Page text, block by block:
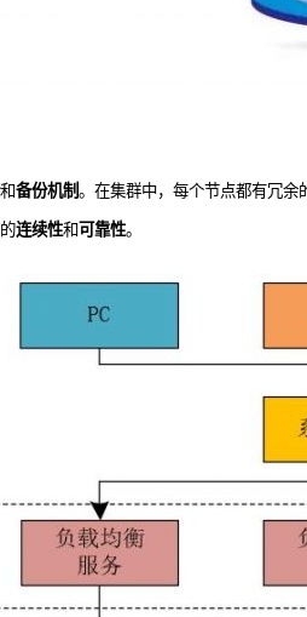
和备份机制。在集群中，每个节点都有冗余
连续性和 可靠性。